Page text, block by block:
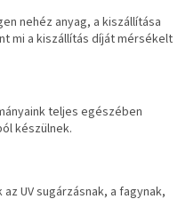
nehéz anyag, a kiszállítása
mi a kiszállítás díját mérsékelt
teljes egészében
készülnek.
UV sugárzásnak, a fagynak,